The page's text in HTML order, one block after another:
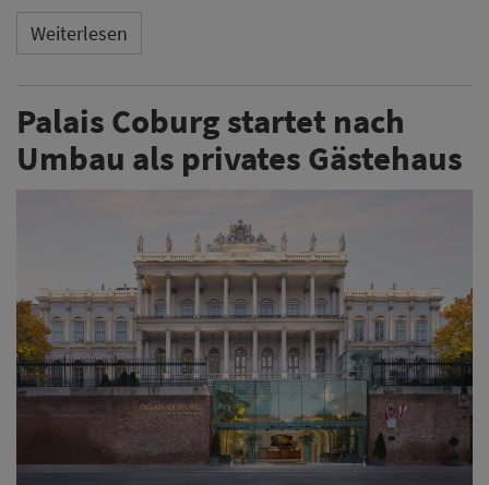
Weiterlesen
Palais Coburg startet nach
Umbau als privates Gästehaus